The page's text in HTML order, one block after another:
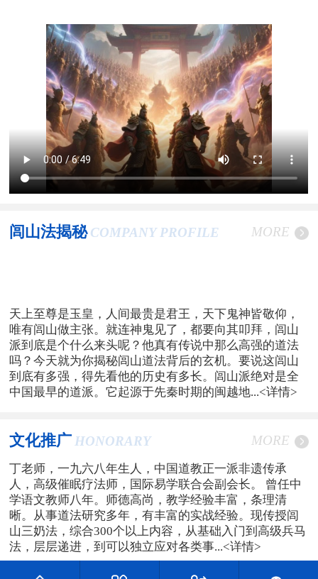
闾山法揭秘 COMPANY PROFILE MORE
天上至尊是玉皇，人间最贵是君王，天下鬼神皆敬仰，
唯有闾山做主张。就连神鬼见了，都要向其叩拜，闾山
派到底是个什么来头呢？他真有传说中那么高强的道法
吗？今天就为你揭秘闾山道法背后的玄机。要说这闾山
到底有多强，得先看他的历史有多长。闾山派绝对是全
中国最早的道派。它起源于先秦时期的闽越地...<详情>
文化推广 HONORARY MORE
丁老师，一九六八年生人，中国道教正一派非遗传承
人，高级催眠疗法师，国际易学联合会副会长。 曾任中
学语文教师八年。师德高尚，教学经验丰富，条理清
晰。从事道法研究多年，有丰富的实战经验。现传授闾
山三奶法，综合300个以上内容，从基础入门到高级兵马
法，层层递进，到可以独立应对各类事...<详情>